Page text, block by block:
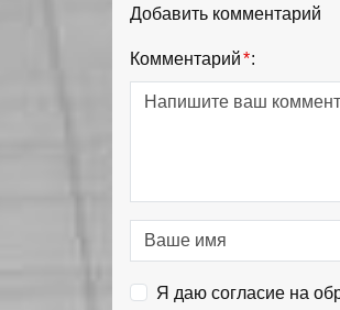
Добавить комментарий
Комментарий*:
Я даю согласие на